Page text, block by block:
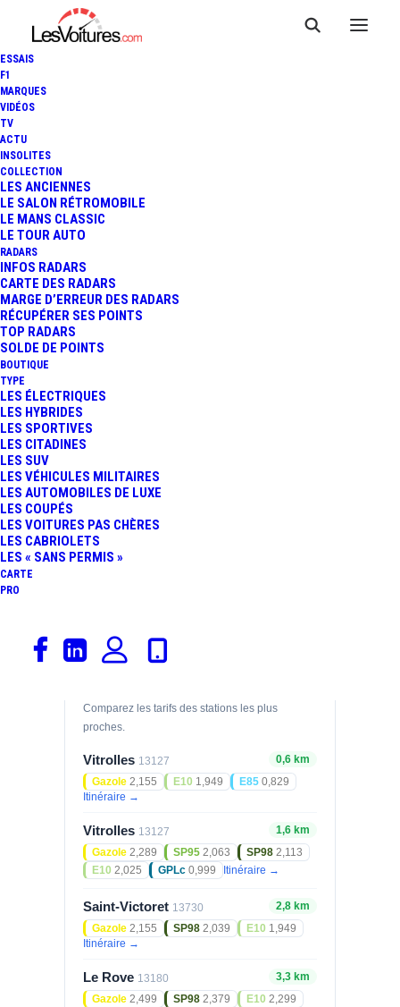
ESSAIS
F1
MARQUES
VIDÉOS
TV
ACTU
INSOLITES
COLLECTION
LES ANCIENNES
LE SALON RÉTROMOBILE
LE MANS CLASSIC
LE TOUR AUTO
RADARS
INFOS RADARS
CARTE DES RADARS
MARGE D’ERREUR DES RADARS
RÉCUPÉRER SES POINTS
TOP RADARS
SOLDE DE POINTS
BOUTIQUE
TYPE
LES ÉLECTRIQUES
LES HYBRIDES
LES SPORTIVES
LES CITADINES
LES SUV
LES VÉHICULES MILITAIRES
LES AUTOMOBILES DE LUXE
LES COUPÉS
LES VOITURES PAS CHÈRES
LES CABRIOLETS
LES « SANS PERMIS »
CARTE
PRO
2,222€/L
07/08/2026
Comparez les tarifs des stations les plus
proches.
Vitrolles 13127
0,6 km
Gazole 2,155 E10 1,949 E85 0,829
Itinéraire →
Vitrolles 13127
1,6 km
Gazole 2,289 SP95 2,063 SP98 2,113
E10 2,025 GPLc 0,999 Itinéraire →
Saint-Victoret 13730
2,8 km
Gazole 2,155 SP98 2,039 E10 1,949
Itinéraire →
Le Rove 13180
3,3 km
Gazole 2,499 SP98 2,379 E10 2,299